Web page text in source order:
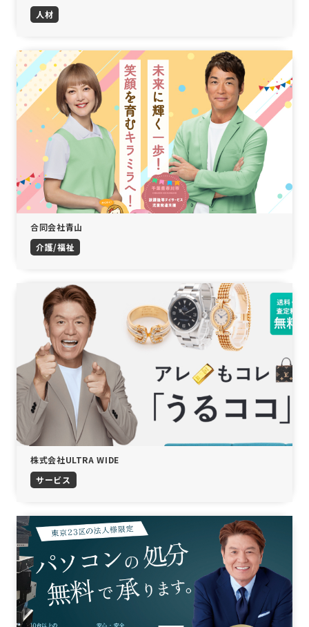
人材
合同会社青山
介護/福祉
株式会社ULTRA WIDE
サービス